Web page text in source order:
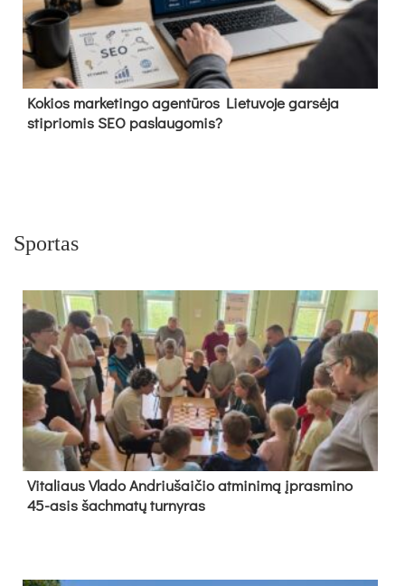
Kokios marketingo agentūros Lietuvoje garsėja
stipriomis SEO paslaugomis?
Sportas
Vi­ta­liaus Vla­do And­riu­šai­čio at­mi­ni­mą įpras­mi­no
45-asis šach­ma­tų tur­ny­ras